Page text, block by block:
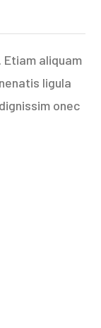
Etiam aliquam
ligula
onec